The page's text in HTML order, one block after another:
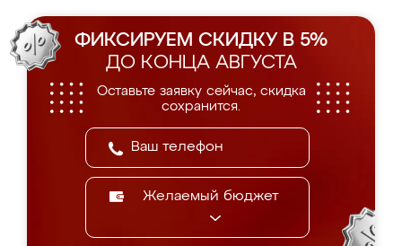
ФИКСИРУЕМ СКИДКУ В 5%
ДО КОНЦА АВГУСТА
Оставьте заявку сейчас, скидка
сохранится.
Желаемый бюджет